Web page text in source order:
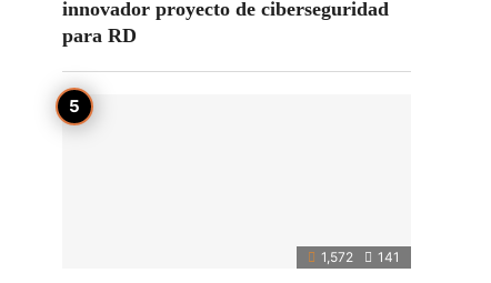
innovador proyecto de ciberseguridad
para RD
1,572 141